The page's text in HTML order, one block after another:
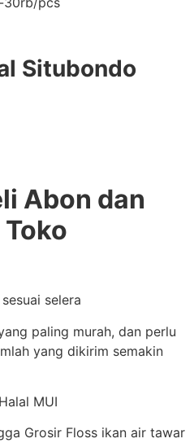
Situbondo
Abon dan
selera
paling murah, dan perlu
yang dikirim semakin
MUI
Grosir Floss ikan air tawar